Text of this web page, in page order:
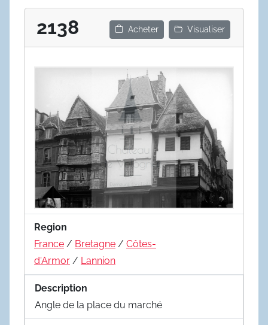
2138 Acheter Visualiser
Region
France / Bretagne / Côtes-
d'Armor / Lannion
Description
Angle de la place du marché